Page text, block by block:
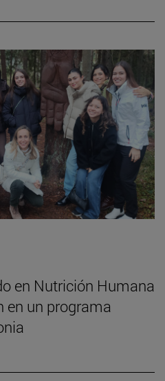
en Nutrición Humana
en un programa